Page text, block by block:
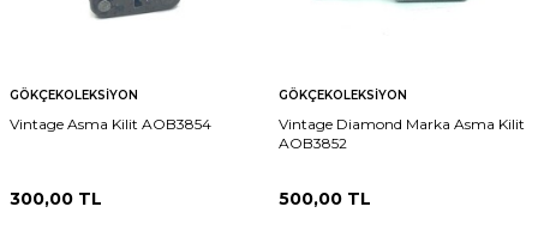
GÖKÇEKOLEKSIYON
Vintage Asma Kilit AOB3854
300,00 TL
GÖKÇEKOLEKSIYON
Vintage Diamond Marka Asma Kilit
AOB3852
500,00 TL